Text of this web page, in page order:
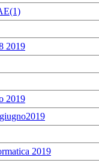
2019
2019
2019